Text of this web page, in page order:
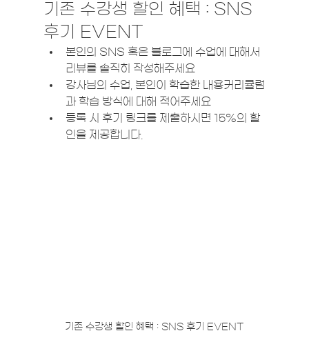
기존 수강생 할인 혜택 : SNS
후기 EVENT
본인의 SNS 혹은 블로그에 수업에 대해서
리뷰를 솔직히 작성해주세요
강사님의 수업, 본인이 학습한 내용커리큘럼
과 학습 방식에 대해 적어주세요
등록 시 후기 링크를 제출하시면 15%의 할
인을 제공합니다.
기존 수강생 할인 혜택 : SNS 후기 EVENT